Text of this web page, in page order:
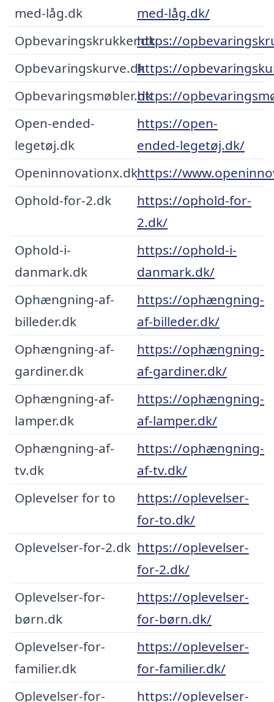
med-låg.dk
med-låg.dk/
Opbevaringskrukker.dkhttps://
Opbevaringskurve.dkhttps://
Opbevaringsmøbler.dkhttps://
Open-ended-
legetøj.dk
https://open-
ended-legetøj.dk/
Openinnovationx.dkhttps://
Ophold-for-2.dk
https://ophold-for-
2.dk/
Ophold-i-
danmark.dk
https://ophold-i-
danmark.dk/
Ophængning-af-
billeder.dk
https://ophængning-
af-billeder.dk/
Ophængning-af-
gardiner.dk
https://ophængning-
af-gardiner.dk/
Ophængning-af-
lamper.dk
https://ophængning-
af-lamper.dk/
Ophængning-af-
tv.dk
https://ophængning-
af-tv.dk/
Oplevelser for to
https://oplevelser-
for-to.dk/
Oplevelser-for-2.dk https://oplevelser-
for-2.dk/
Oplevelser-for-
børn.dk
https://oplevelser-
for-børn.dk/
Oplevelser-for-
familier.dk
https://oplevelser-
for-familier.dk/
Oplevelser-for-
https://oplevelser-